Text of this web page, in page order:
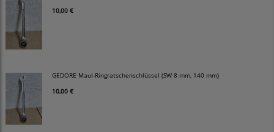
10,00 €
GEDORE Maul-Ringratschenschlüssel (SW 8 mm, 140 mm)
10,00 €